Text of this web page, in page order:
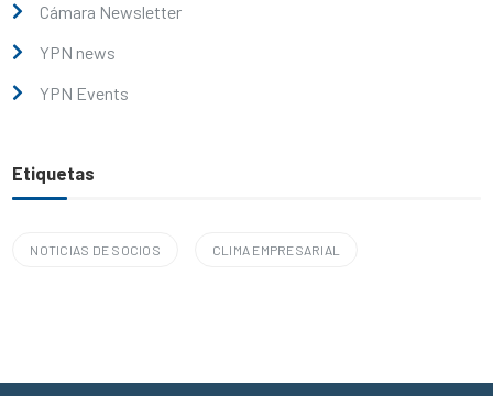
Cámara Newsletter
YPN news
YPN Events
Etiquetas
NOTICIAS DE SOCIOS CLIMA EMPRESARIAL